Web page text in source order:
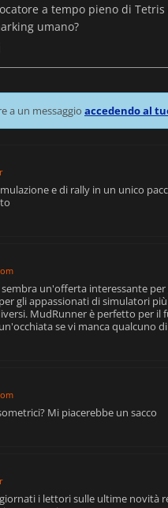
a tempo pieno di
umano?
a un messaggio accedendo al
e di rally in un unico
un'offerta interessante
gli appassionati di simulatori
MudRunner è perfetto per
se vi manca qualcuno
Mi piacerebbe un sacco
i lettori sulle ultime novità